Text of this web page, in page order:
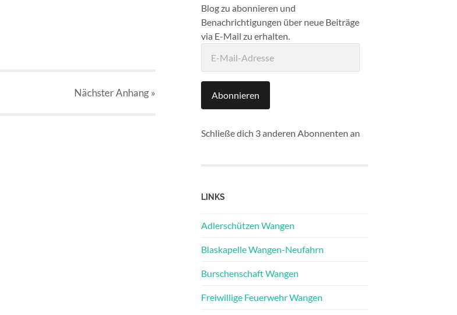
NächsterAnhang»
Blog zu abonnieren und
Benachrichtigungen über neue Beiträge
via E-Mail zu erhalten.
Mail-
Abonnieren
Schließe dich 3 anderen Abonnenten an
LINKS
Adlerschützen Wangen
Blaskapelle Wangen-Neufahrn
Burschenschaft Wangen
Freiwillige Feuerwehr Wangen